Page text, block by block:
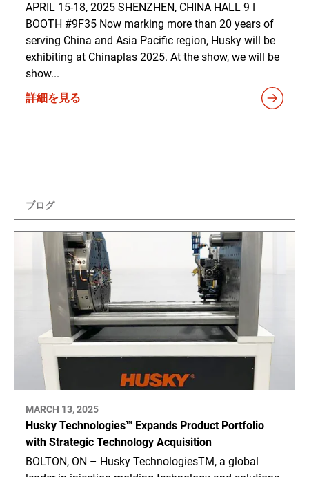
APRIL 15-18, 2025 SHENZHEN, CHINA HALL 9 ǀ
BOOTH #9F35 Now marking more than 20 years of
serving China and Asia Pacific region, Husky will be
exhibiting at Chinaplas 2025. At the show, we will be
show...
詳細を見る
ブログ
MARCH 13, 2025
Husky Technologies™ Expands Product Portfolio
with Strategic Technology Acquisition
BOLTON, ON – Husky TechnologiesTM, a global